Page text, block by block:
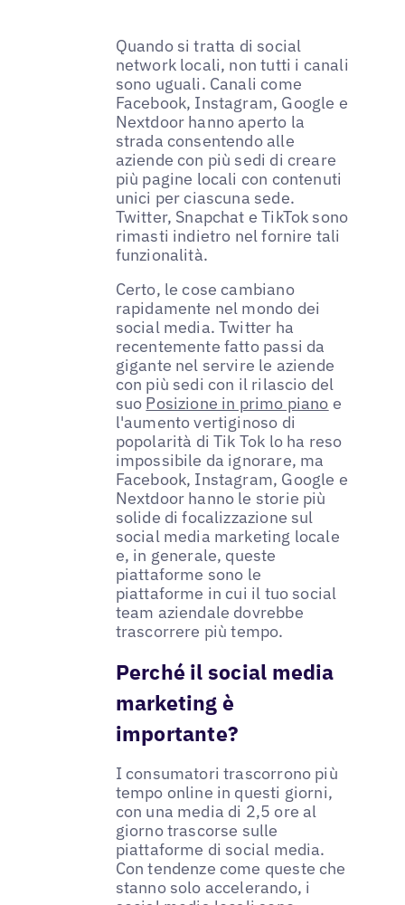
Quando si tratta di social
network locali, non tutti i canali
sono uguali. Canali come
Facebook, Instagram, Google e
Nextdoor hanno aperto la
strada consentendo alle
aziende con più sedi di creare
più pagine locali con contenuti
unici per ciascuna sede.
Twitter, Snapchat e TikTok sono
rimasti indietro nel fornire tali
funzionalità.
Certo, le cose cambiano
rapidamente nel mondo dei
social media. Twitter ha
recentemente fatto passi da
gigante nel servire le aziende
con più sedi con il rilascio del
suo Posizione in primo piano e
l'aumento vertiginoso di
popolarità di Tik Tok lo ha reso
impossibile da ignorare, ma
Facebook, Instagram, Google e
Nextdoor hanno le storie più
solide di focalizzazione sul
social media marketing locale
e, in generale, queste
piattaforme sono le
piattaforme in cui il tuo social
team aziendale dovrebbe
trascorrere più tempo.
Perché il social media
marketing è
importante?
I consumatori trascorrono più
tempo online in questi giorni,
con una media di 2,5 ore al
giorno trascorse sulle
piattaforme di social media.
Con tendenze come queste che
stanno solo accelerando, i